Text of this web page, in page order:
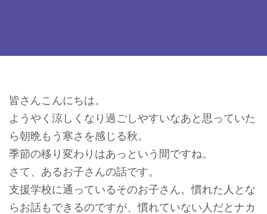
皆さんこんにちは。
ようやく涼しくなり過ごしやすいなあと思っていた
ら朝晩もう寒さを感じる秋。
季節の移り変わりはあっという間ですね。
さて、あるお子さんの話です。
支援学校に通っているそのお子さん。慣れた人とな
らお話もできるのですが、慣れていない人だとナカ